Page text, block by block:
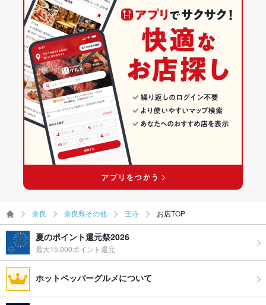
その他設備 中国語・韓国語メニューもご用意しております。
その他
飲み放題
あり ：単品飲み放題プラン、飲み放題付きコースも多数ご用意
しております。お得なクーポンも併せてご利用下さい。
食べ放題
なし ：食べ放題プランはございませんが、一品一品真心こめて
調理いたします。
カクテル充実、焼酎充実、日本酒充実
お子様連れ
お子様連れ歓迎 ：ママ友会やお子様連れも大歓迎！掘りごたつ
の完全個室でお食事をお愉しみ下さい。
グパーティ
ー二次会
詳しくはお問合せ下さい
お祝い・サ
プライズ対
応
可
備考
くいもの屋わん 本厚木店
くいもの屋わん 川崎西口店
その他の関連店舗
王寺駅 × 和風
王寺駅 × 創作
奈良 × 和風
奈良 × 創作
奈良県その他の居酒屋ランキング
王寺のグルメランキング
王寺の居酒屋ランキング
奈良 奈良県その他 王寺 お店TOP
夏のポイント還元祭2026
最大15,000ポイント還元
ホットペッパーグルメについて